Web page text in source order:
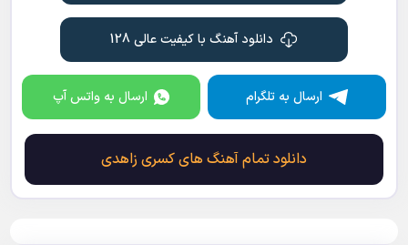
دانلود آهنگ با کیفیت عالی 128
ارسال به تلگرام ارسال به واتس آپ
دانلود تمام آهنگ های کسری زاهدی